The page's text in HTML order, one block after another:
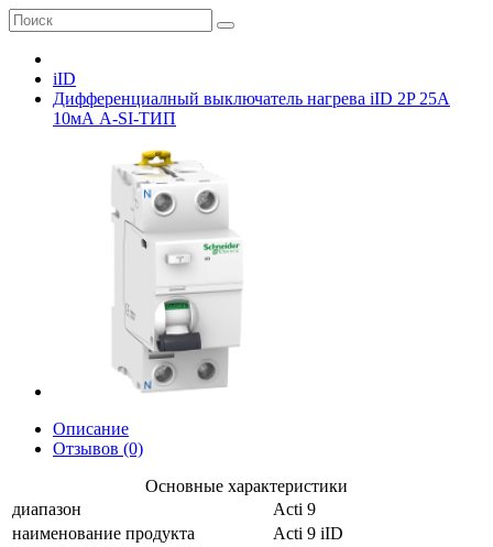
iID
Дифференциалный выключатель нагрева iID 2P 25A
10мА A-SI-ТИП
Описание
Отзывов (0)
Основные характеристики
диапазон
Acti 9
наименование продукта
Acti 9 iID